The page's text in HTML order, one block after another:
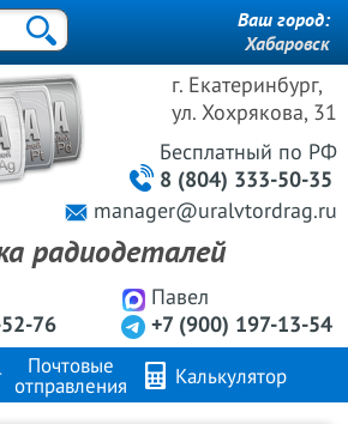
г. Екатеринбург,
ул. Хохрякова, 31
76
Павел
+7 (900) 197-13-54
Бесплатный по РФ
8 (804) 333-50-35
manager@uralvtordrag.ru
радиодеталей
Ваш город:
Хабаровск
Почтовые
отправления
Калькулятор